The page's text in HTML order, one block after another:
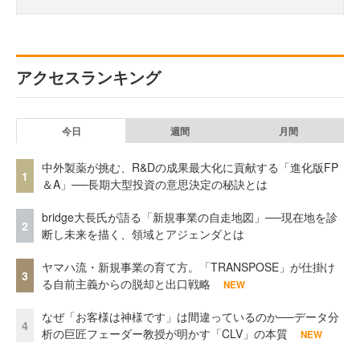
アクセスランキング
今日 週間 月間
1
中外製薬が挑む、R&Dの成果最大化に貢献する「進化版FP
＆A」──長期大型投資の意思決定の秘訣とは
2
bridge大長氏が語る「新規事業の自走地図」──現在地を診
断し未来を描く、領域とアジェンダとは
3
ヤマハ流・新規事業の育て方。「TRANSPOSE」が仕掛け
る自前主義からの脱却と出口戦略
NEW
4
なぜ「お客様は神様です」は間違っているのか──データ分
析の巨匠フェーダー教授が明かす「CLV」の本質
NEW